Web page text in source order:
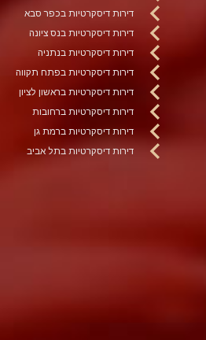
דירות דיסקרטיות בכפר סבא
דירות דיסקרטיות בנס ציונה
דירות דיסקרטיות בנתניה
דירות דיסקרטיות בפתח תקווה
דירות דיסקרטיות בראשון לציון
דירות דיסקרטיות ברחובות
דירות דיסקרטיות ברמת גן
דירות דיסקרטיות בתל אביב